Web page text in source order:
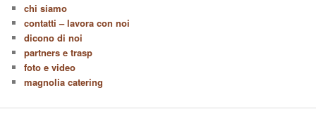
chi siamo
contatti – lavora con noi
dicono di noi
partners e trasp
foto e video
magnolia catering